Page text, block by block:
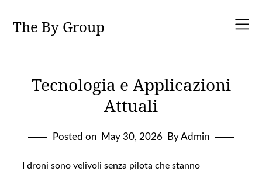
content
The By Group
Tecnologia e Applicazioni
Attuali
Posted on May 30, 2026 By Admin
I droni sono velivoli senza pilota che stanno